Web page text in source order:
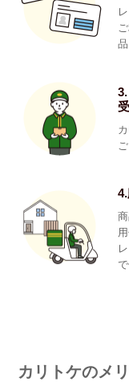
カリトケのメ